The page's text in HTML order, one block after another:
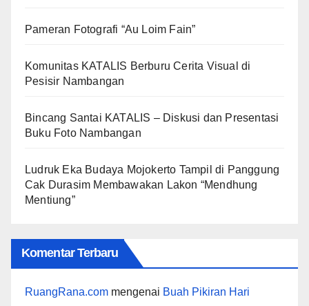
Pameran Fotografi “Au Loim Fain”
Komunitas KATALIS Berburu Cerita Visual di
Pesisir Nambangan
Bincang Santai KATALIS – Diskusi dan Presentasi
Buku Foto Nambangan
Ludruk Eka Budaya Mojokerto Tampil di Panggung
Cak Durasim Membawakan Lakon “Mendhung
Mentiung”
Komentar Terbaru
RuangRana.com mengenai Buah Pikiran Hari